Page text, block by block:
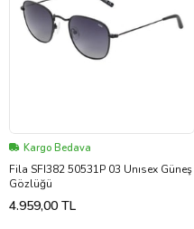
Kargo Bedava
Fila SFI382 50531P 03 Unısex Güneş
Gözlüğü
4.959,00 TL